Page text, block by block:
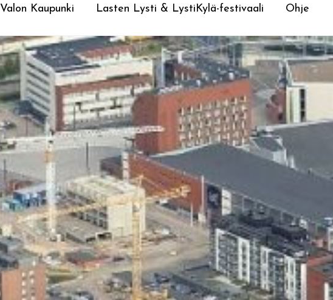
Valon Kaupunki Lasten Lysti & LystiKylä-festivaali Ohje